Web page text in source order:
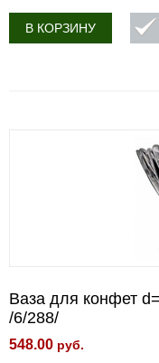
В КОРЗИНУ
Ваза для конфет
/6/288/
548.00 руб.